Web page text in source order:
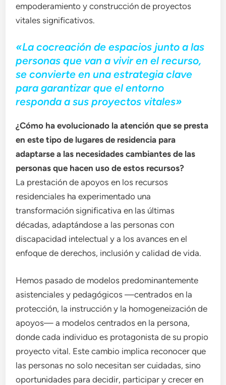
empoderamiento y construcción de proyectos
vitales significativos.
«La cocreación de espacios junto a las
personas que van a vivir en el recurso,
se convierte en una estrategia clave
para garantizar que el entorno
responda a sus proyectos vitales»
¿Cómo ha evolucionado la atención que se presta
en este tipo de lugares de residencia para
adaptarse a las necesidades cambiantes de las
personas que hacen uso de estos recursos?
La prestación de apoyos en los recursos
residenciales ha experimentado una
transformación significativa en las últimas
décadas, adaptándose a las personas con
discapacidad intelectual y a los avances en el
enfoque de derechos, inclusión y calidad de vida.
Hemos pasado de modelos predominantemente
asistenciales y pedagógicos —centrados en la
protección, la instrucción y la homogeneización de
apoyos— a modelos centrados en la persona,
donde cada individuo es protagonista de su propio
proyecto vital. Este cambio implica reconocer que
las personas no solo necesitan ser cuidadas, sino
oportunidades para decidir, participar y crecer en